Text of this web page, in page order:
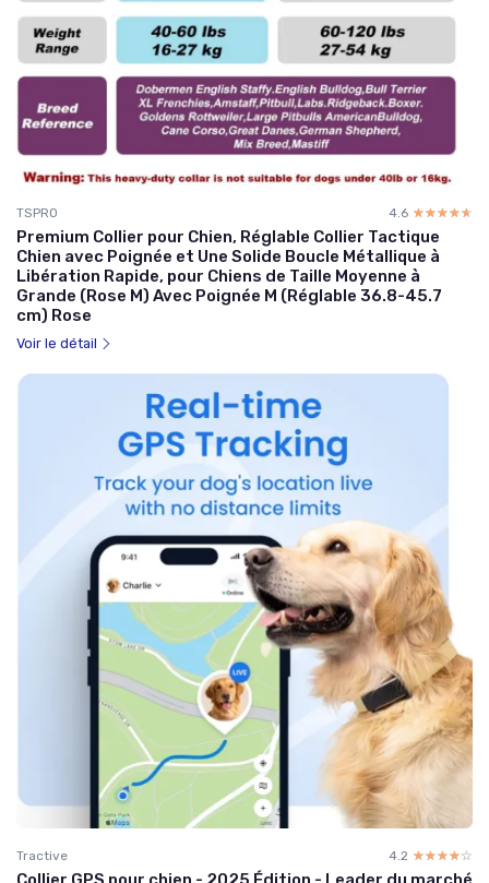
TSPRO 4.6 ☆☆☆☆☆
★★★★★
Premium Collier pour Chien, Réglable Collier Tactique
Chien avec Poignée et Une Solide Boucle Métallique à
Libération Rapide, pour Chiens de Taille Moyenne à
Grande (Rose M) Avec Poignée M (Réglable 36.8-45.7
cm) Rose
Voir le détail
Tractive 4.2 ☆☆☆☆☆
★★★★★